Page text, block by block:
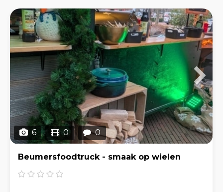
6 0 0
Beumersfoodtruck - smaak op wielen